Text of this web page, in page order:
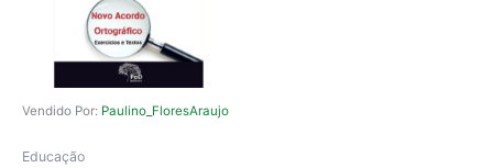
Vendido Por: Paulino_FloresAraujo
Educação